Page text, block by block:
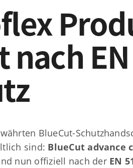
EN
BlueCut-
sind: BlueCut advance
nun offiziell nach der EN
KG
LINKS
FAQ – Fragen &